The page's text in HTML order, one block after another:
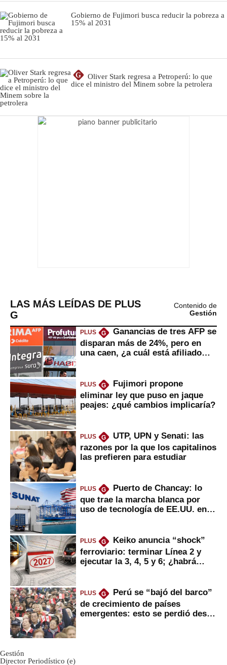
Gobierno de Fujimori busca reducir la pobreza a
15% al 2031
G
Oliver Stark regresa a Petroperú: lo que
dice el ministro del Minem sobre la petrolera
LAS MÁS LEÍDAS DE PLUS
G
Contenido de
Gestión
PLUS G
Ganancias de tres AFP se
disparan más de 24%, pero en
una caen, ¿a cuál está afiliado
PLUS G
Fujimori propone
eliminar ley que puso en jaque
peajes: ¿qué cambios implicaría?
PLUS G
UTP, UPN y Senati: las
razones por la que los capitalinos
las prefieren para estudiar
PLUS G
Puerto de Chancay: lo
que trae la marcha blanca por
uso de tecnología de EE.UU. en
PLUS G
Keiko anuncia “shock”
ferroviario: terminar Línea 2 y
ejecutar la 3, 4, 5 y 6; ¿habrá
PLUS G
Perú se “bajó del barco”
de crecimiento de países
emergentes: esto se perdió desde
Gestión
Director Periodístico (e)